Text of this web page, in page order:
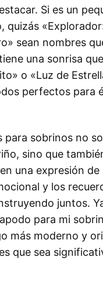
Si es un
quizás
sean nombres
una sonrisa
o «Luz de
perfectos para
para sobrinos no
sino que
una expresión de
y los
juntos.
para mi
más moderno y
que sea